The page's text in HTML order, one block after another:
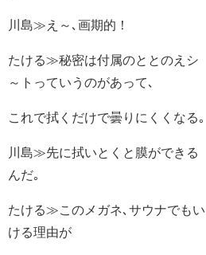
川島≫え～､画期的！
たける≫秘密は付属のととのえシ
～トっていうのがあって､
これで拭くだけで曇りにくくなる｡
川島≫先に拭いとくと膜ができる
んだ｡
たける≫このメガネ､サウナでもい
ける理由が